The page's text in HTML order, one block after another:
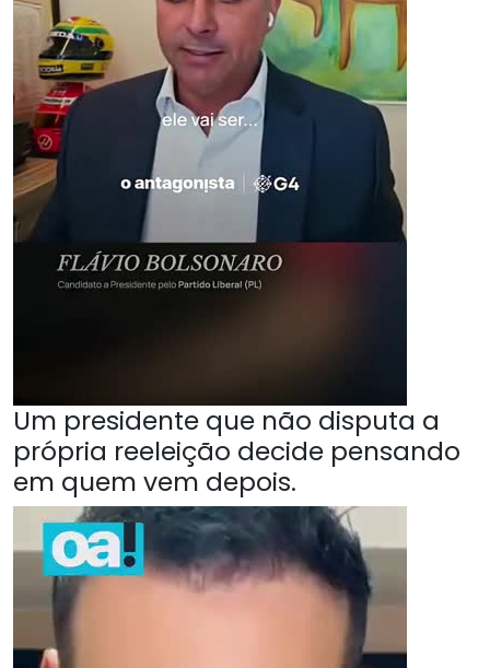
Um presidente que não disputa a
própria reeleição decide pensando
em quem vem depois.